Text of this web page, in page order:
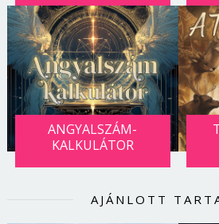
ANGYALSZÁM-
KALKULÁTOR
AJÁNLOTT